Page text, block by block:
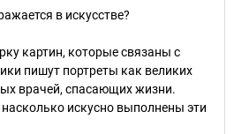
в искусстве?
картин, которые связаны с
пишут портреты как великих
врачей, спасающих жизни.
искусно выполнены эти